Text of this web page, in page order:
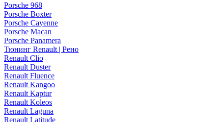
Porsche 968
Porsche Boxter
Porsche Cayenne
Porsche Macan
Porsche Panamera
Тюнинг Renault | Рено
Renault Clio
Renault Duster
Renault Fluence
Renault Kangoo
Renault Kaptur
Renault Koleos
Renault Laguna
Renault Latitude